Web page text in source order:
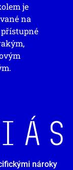
je
na
nároky